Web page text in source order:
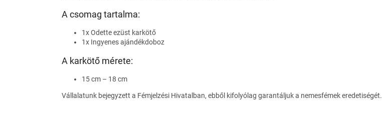
A csomag tartalma:
1x Odette ezüst karkötő
1x Ingyenes ajándékdoboz
A karkötő mérete:
15 cm – 18 cm
Vállalatunk bejegyzett a Fémjelzési Hivatalban, ebből kifolyólag garantáljuk a nemesfémek eredetiségét.